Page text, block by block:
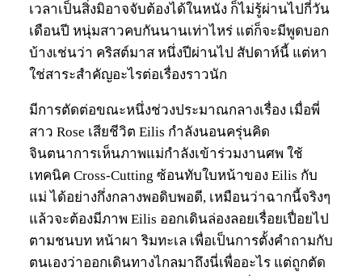
เวลาเป็นสิ่งมิอาจจับต้องได้ในหนัง ก็ไม่รู้ผ่านไปกี่วัน
เดือนปี หนุ่มสาวคบกันนานเท่าไหร่ แต่ก็จะมีพูดบอก
บ้างเช่นว่า คริสต์มาส หนึ่งปีผ่านไป สัปดาห์นี้ แต่หา
ใช่สาระสำคัญอะไรต่อเรื่องราวนัก
มีการตัดต่อขณะหนึ่งช่วงประมาณกลางเรื่อง เมื่อพี่
สาว Rose เสียชีวิต Eilis กำลังนอนครุ่นคิด
จินตนาการเห็นภาพแม่กำลังเข้าร่วมงานศพ ใช้
เทคนิค Cross-Cutting ซ้อนทับใบหน้าของ Eilis กับ
แม่ ได้อย่างกึ่งกลางพอดิบพอดี, เหมือนว่าฉากนี้จริงๆ
แล้วจะต้องมีภาพ Eilis ออกเดินล่องลอยเรื่อยเปื่อยไป
ตามชนบท หน้าผา ริมทะเล เพื่อเป็นการตั้งคำถามกับ
ตนเองว่าออกเดินทางไกลมาถึงนี่เพื่ออะไร แต่ถูกตัด